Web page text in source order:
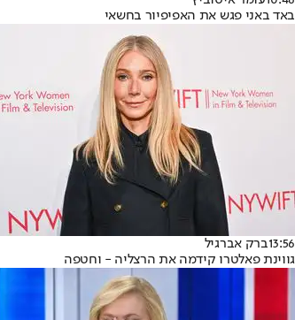
באד באני פגש את האפיפיור בחשאי
13:56ברק אברגיל
גווינת פאלטרו קידמה את הרצליה - וחטפה